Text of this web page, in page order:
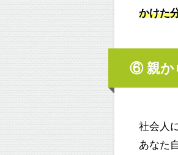
かけた
⑥ 親か
社会人
あなた